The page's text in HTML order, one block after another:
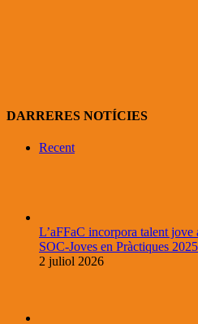
DARRERES NOTÍCIES
Recent
L’aFFaC incorpora talent jove
SOC-Joves en Pràctiques 2025
2 juliol 2026